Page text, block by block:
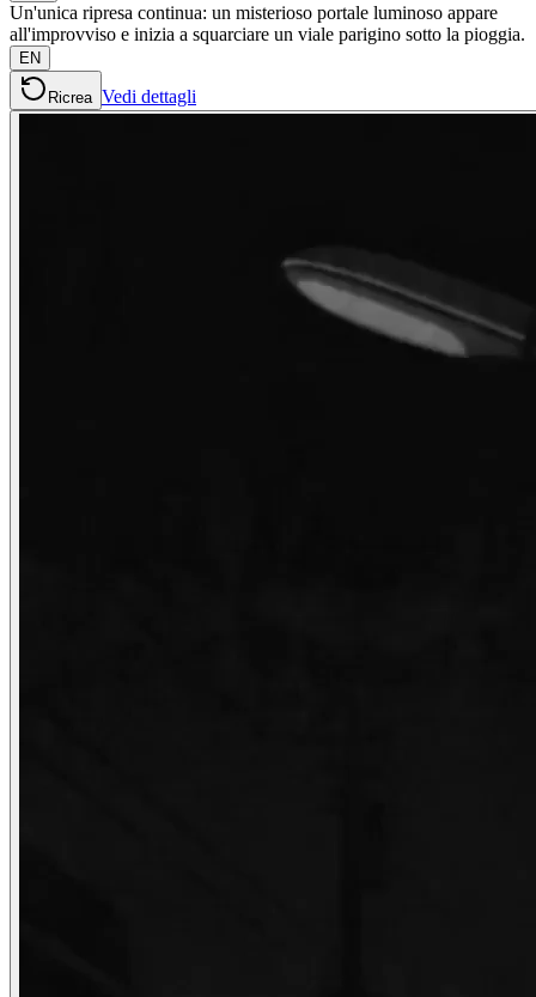
Un'unica ripresa continua: un misterioso portale luminoso appare
all'improvviso e inizia a squarciare un viale parigino sotto la pioggia.
EN
Ricrea Vedi dettagli